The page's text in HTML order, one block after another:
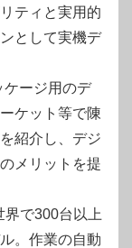
ティと実用的
として実機デ
ケージ用のデ
ケット等で陳
紹介し、デジ
メリットを提
界で300台以上
。作業の自動